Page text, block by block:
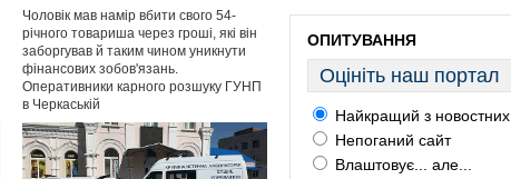
Чоловік мав намір вбити свого 54-
річного товариша через гроші, які він
заборгував й таким чином уникнути
фінансових зобов'язань.
Оперативники карного розшуку ГУНП
в Черкаській
ОПИТУВАННЯ
Оцініть наш портал
Найкращий з новостних
Непоганий сайт
Влаштовує... але...